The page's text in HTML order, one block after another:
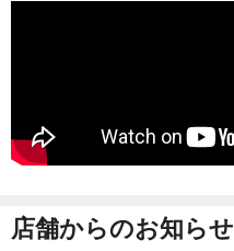
店舗からのお知らせ